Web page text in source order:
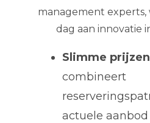
management experts,
dag aan innovatie
Slimme
combineert
actuele